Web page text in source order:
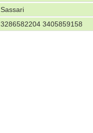
Sassari
3286582204 3405859158